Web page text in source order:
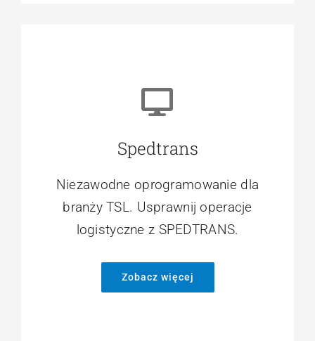
Spedtrans
Niezawodne oprogramowanie dla
branży TSL. Usprawnij operacje
logistyczne z SPEDTRANS.
Zobacz więcej